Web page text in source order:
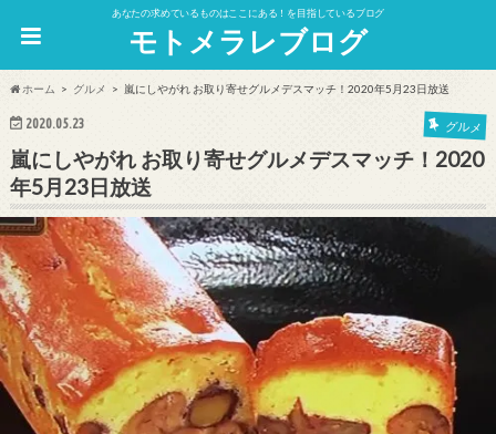
あなたの求めているものはここにある！を目指しているブログ
モトメラレブログ
ホーム グルメ 嵐にしやがれ お取り寄せグルメデスマッチ！2020年5月23日放送
2020.05.23 グルメ
嵐にしやがれ お取り寄せグルメデスマッチ！2020
年5月23日放送